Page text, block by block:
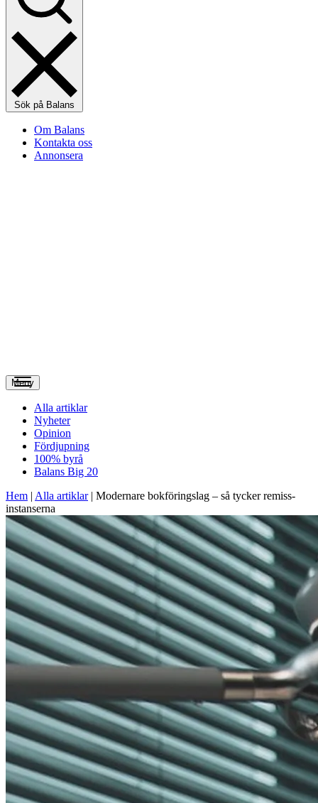
Sök på Balans
Om Balans
Kontakta oss
Annonsera
Meny
Alla artiklar
Nyheter
Opinion
Fördjupning
100% byrå
Balans Big 20
Hem | Alla artiklar| Modernare bokföringslag – så tycker remiss­
instanserna